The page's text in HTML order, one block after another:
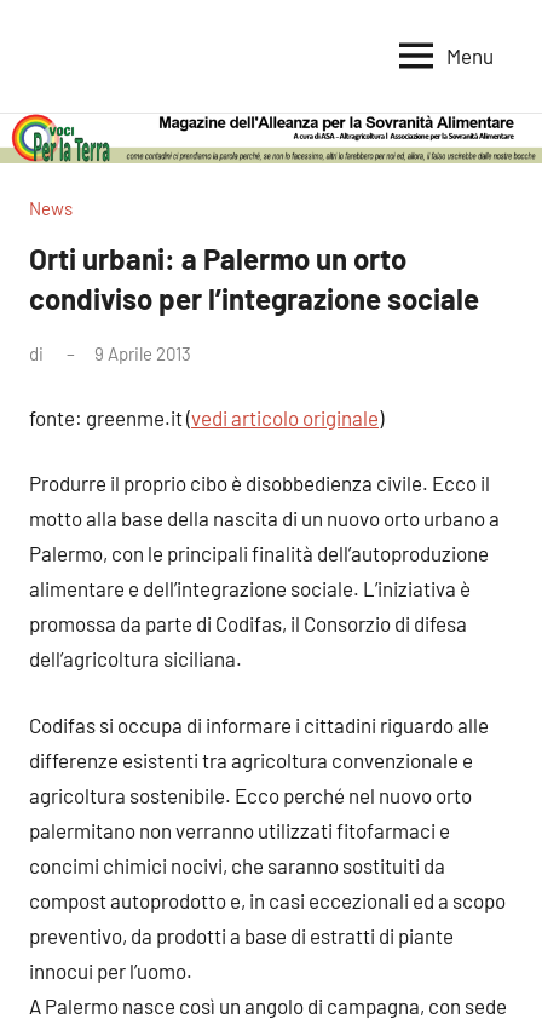
per
la
Terra
per
la
Alimentare
Menu
News
Orti urbani: a Palermo un orto
condiviso per l’integrazione sociale
di 9 Aprile 2013
fonte: greenme.it (vedi articolo originale)
Produrre il proprio cibo è disobbedienza civile. Ecco il
motto alla base della nascita di un nuovo orto urbano a
Palermo, con le principali finalità dell’autoproduzione
alimentare e dell’integrazione sociale. L’iniziativa è
promossa da parte di Codifas, il Consorzio di difesa
dell’agricoltura siciliana.
Codifas si occupa di informare i cittadini riguardo alle
differenze esistenti tra agricoltura convenzionale e
agricoltura sostenibile. Ecco perché nel nuovo orto
palermitano non verranno utilizzati fitofarmaci e
concimi chimici nocivi, che saranno sostituiti da
compost autoprodotto e, in casi eccezionali ed a scopo
preventivo, da prodotti a base di estratti di piante
innocui per l’uomo.
A Palermo nasce così un angolo di campagna, con sede